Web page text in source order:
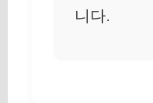
니다.